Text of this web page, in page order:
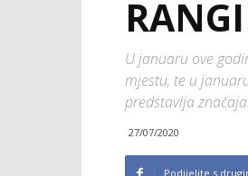
U januaru ove
mjestu, te u
predstavlja
27/07/2020
Podijelite s